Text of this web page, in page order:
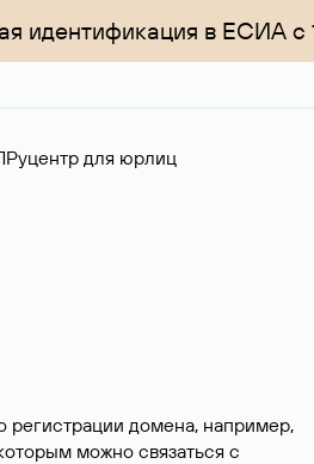
идентификация в ЕСИА с
Руцентр для юрлиц
домена, например,
можно связаться с